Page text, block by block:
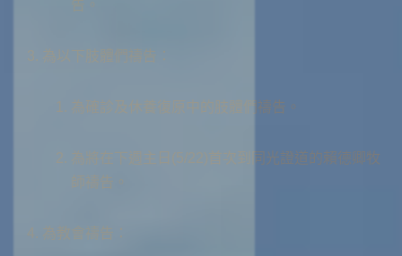
為以下肢體們禱告：
為確診及休養復原中的肢體們禱告。
為將在下週主日(5/22)首次到同光證道的賴德卿牧
師禱告。
為教會禱告：